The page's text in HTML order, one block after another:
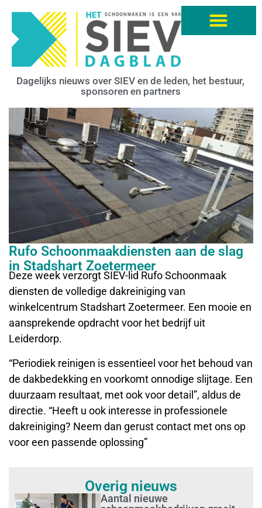
Dagelijks nieuws over SIEV en de leden, het bestuur,
sponsoren en partners
Rufo Schoonmaakdiensten aan de slag
in Stadshart Zoetermeer
Deze week verzorgt SIEV-lid Rufo Schoonmaak
diensten de volledige dakreiniging van
winkelcentrum Stadshart Zoetermeer. Een mooie en
aansprekende opdracht voor het bedrijf uit
Leiderdorp.
“Periodiek reinigen is essentieel voor het behoud van
de dakbedekking en voorkomt onnodige slijtage. Een
duurzaam resultaat, met ook voor detail”, aldus de
directie. “Heeft u ook interesse in professionele
dakreiniging? Neem dan gerust contact met ons op
voor een passende oplossing”
Overig nieuws
Aantal nieuwe